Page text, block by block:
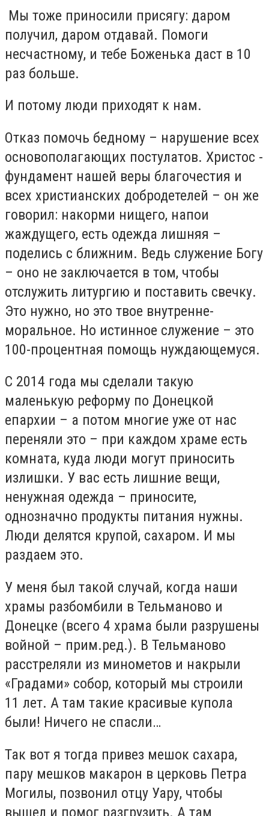
Мы тоже приносили присягу: даром
получил, даром отдавай. Помоги
несчастному, и тебе Боженька даст в 10
раз больше.
И потому люди приходят к нам.
Отказ помочь бедному – нарушение всех
основополагающих постулатов. Христос -
фундамент нашей веры благочестия и
всех христианских добродетелей – он же
говорил: накорми нищего, напои
жаждущего, есть одежда лишняя –
поделись с ближним. Ведь служение Богу
– оно не заключается в том, чтобы
отслужить литургию и поставить свечку.
Это нужно, но это твое внутренне-
моральное. Но истинное служение – это
100-процентная помощь нуждающемуся.
С 2014 года мы сделали такую
маленькую реформу по Донецкой
епархии – а потом многие уже от нас
переняли это – при каждом храме есть
комната, куда люди могут приносить
излишки. У вас есть лишние вещи,
ненужная одежда – приносите,
однозначно продукты питания нужны.
Люди делятся крупой, сахаром. И мы
раздаем это.
У меня был такой случай, когда наши
храмы разбомбили в Тельманово и
Донецке (всего 4 храма были разрушены
войной – прим.ред.). В Тельманово
расстреляли из минометов и накрыли
«Градами» собор, который мы строили
11 лет. А там такие красивые купола
были! Ничего не спасли…
Так вот я тогда привез мешок сахара,
пару мешков макарон в церковь Петра
Могилы, позвонил отцу Уару, чтобы
вышел и помог разгрузить. А там